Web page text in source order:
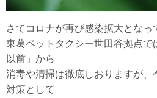
さてコロナが再び感染拡大となっ
東葛ペットタクシー世田谷拠点で
以前」から
消毒や清掃は徹底しおりますが、
対策として